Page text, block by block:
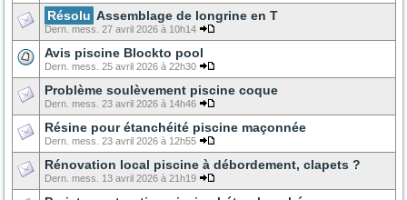
Résolu Assemblage de longrine en T
Dern. mess. 27 avril 2026 à 10h14
Avis piscine Blockto pool
Dern. mess. 25 avril 2026 à 22h30
Problème soulèvement piscine coque
Dern. mess. 23 avril 2026 à 14h46
Résine pour étanchéité piscine maçonnée
Dern. mess. 23 avril 2026 à 12h55
Rénovation local piscine à débordement, clapets ?
Dern. mess. 13 avril 2026 à 21h19